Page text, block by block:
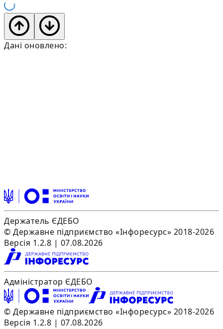
Дані оновлено:
Держатель ЄДЕБО
© Державне підприємство «Інфоресурс» 2018-2026
Версія 1.2.8 | 07.08.2026
Адміністратор ЄДЕБО
© Державне підприємство «Інфоресурс» 2018-2026
Версія 1.2.8 | 07.08.2026